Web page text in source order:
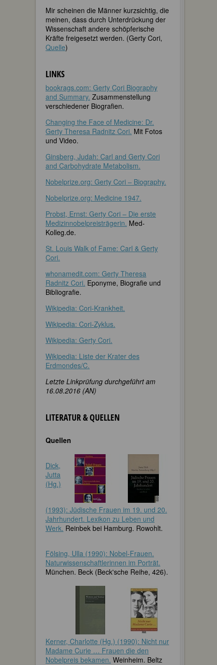
Mir scheinen die Männer kurzsichtig, die
meinen, dass durch Unterdrückung der
Wissenschaft andere schöpferische
Kräfte freigesetzt werden. (Gerty Cori,
Quelle)
LINKS
bookrags.com: Gerty Cori Biography
and Summary. Zusammenstellung
verschiedener Biografien.
Changing the Face of Medicine: Dr.
Gerty Theresa Radnitz Cori. Mit Fotos
und Video.
Ginsberg, Judah: Carl and Gerty Cori
and Carbohydrate Metabolism.
Nobelprize.org: Gerty Cori – Biography.
Nobelprize.org: Medicine 1947.
Probst, Ernst: Gerty Cori – Die erste
Medizinnobelpreisträgerin. Med-
Kolleg.de.
St. Louis Walk of Fame: Carl & Gerty
Cori.
whonamedit.com: Gerty Theresa
Radnitz Cori. Eponyme, Biografie und
Bibliografie.
Wikipedia: Cori-Krankheit.
Wikipedia: Cori-Zyklus.
Wikipedia: Gerty Cori.
Wikipedia: Liste der Krater des
Erdmondes/C.
Letzte Linkprüfung durchgeführt am
16.08.2016 (AN)
LITERATUR & QUELLEN
Quellen
Dick,
Jutta
(Hg.)
(1993): Jüdische Frauen im 19. und 20.
Jahrhundert. Lexikon zu Leben und
Werk. Reinbek bei Hamburg. Rowohlt.
Fölsing, Ulla (1990): Nobel-Frauen.
Naturwissenschaftlerinnen im Porträt.
München. Beck (Beck'sche Reihe, 426).
Kerner, Charlotte (Hg.) (1990): Nicht nur
Madame Curie … Frauen die den
Nobelpreis bekamen. Weinheim. Beltz